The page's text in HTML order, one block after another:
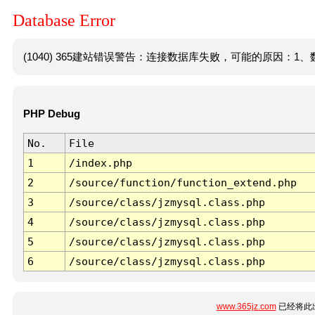
Database Error
(1040) 365建站错误警告：连接数据库失败，可能的原因：1
PHP Debug
No.
File
1
/index.php
2
/source/function/function_extend.php
3
/source/class/jzmysql.class.php
4
/source/class/jzmysql.class.php
5
/source/class/jzmysql.class.php
6
/source/class/jzmysql.class.php
www.365jz.com已经将此